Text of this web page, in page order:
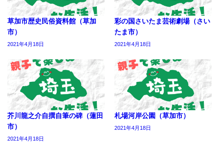
草加市歴史民俗資料館（草加
市）
2021年4月18日
彩の国さいたま芸術劇場（さい
たま市）
2021年4月18日
芥川龍之介自撰自筆の碑（蓮田
市）
2021年4月18日
札場河岸公園（草加市）
2021年4月18日